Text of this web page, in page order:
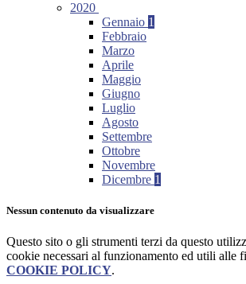
2020
Gennaio 1
Febbraio
Marzo
Aprile
Maggio
Giugno
Luglio
Agosto
Settembre
Ottobre
Novembre
Dicembre 1
Nessun contenuto da visualizzare
Questo sito o gli strumenti terzi da questo
cookie necessari al funzionamento ed utili alle
COOKIE POLICY.